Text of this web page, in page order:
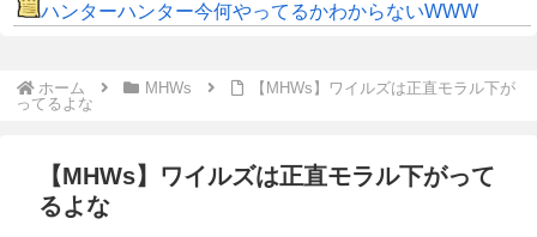
ハンターハンター今何やってるかわからないWWW
ホーム MHWs
【MHWs】ワイルズは正直モラル下が
ってるよな
【MHWs】ワイルズは正直モラル下がって
るよな